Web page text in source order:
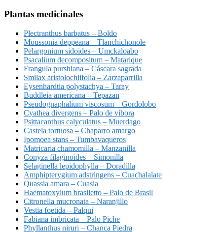
Plantas medicinales
Plectranthus barbatus – Boldo
Moussonia deppeana – Tlanchichonole
Pelargonium sidoides – Umckaloabo
Psacalium decompositum – Matarique
Frangula purshiana – Cáscara sagrada
Smilax aristolochiifolia – Zarzaparrilla
Eysenhardtia polystachya – Taray
Buddleia americana – Tepazan
Pseudognaphalium viscosum – Gordolobo
Cyathea divergens – Palo de víbora
Psittacanthus calyculatus – Muerdago
Castela tortuosa – Chaparro amargo
Ipomoea stans – Tumbavaqueros
Matricaria chamomilla – Manzanilla
Conyza filaginoides – Simonilla
Selaginella lepidophylla – Doradilla
Amphipterygium adstringens – Cuachalalate
Quassia amara – Cuasia
Haematoxylum brasiletto – Palo de Brasil
Citronella mucronata – Naranjillo
Vestia foetida – Palqui
Fabiana imbricata – Palo Piche
Phyllanthus niruri – Chanca Piedra